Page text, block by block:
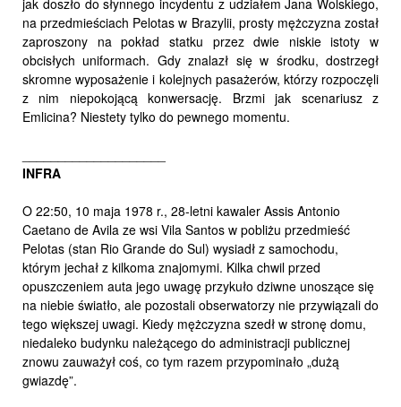
na przedmieściach Pelotas w Brazylii, prosty mężczyzna został
zaproszony na pokład statku przez dwie niskie istoty w
obcisłych uniformach. Gdy znalazł się w środku, dostrzegł
skromne wyposażenie i kolejnych pasażerów, którzy rozpoczęli
z nim niepokojącą konwersację. Brzmi jak scenariusz z
Emlicina? Niestety tylko do pewnego momentu.
INFRA
O 22:50, 10 maja 1978 r., 28-letni kawaler Assis Antonio
Caetano de Avila ze wsi Vila Santos w pobliżu przedmieść
Pelotas (stan Rio Grande do Sul) wysiadł z samochodu,
którym jechał z kilkoma znajomymi. Kilka chwil przed
opuszczeniem auta jego uwagę przykuło dziwne unoszące się
na niebie światło, ale pozostali obserwatorzy nie przywiązali do
tego większej uwagi. Kiedy mężczyzna szedł w stronę domu,
niedaleko budynku należącego do administracji publicznej
znowu zauważył coś, co tym razem przypominało „dużą
gwiazdę”.